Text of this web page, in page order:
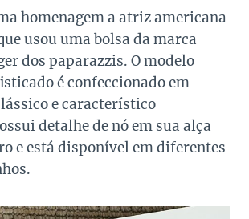
homenagem a atriz americana
usou uma bolsa da marca
dos paparazzis. O modelo
é confeccionado em
e característico
detalhe de nó em sua alça
e está disponível em diferentes